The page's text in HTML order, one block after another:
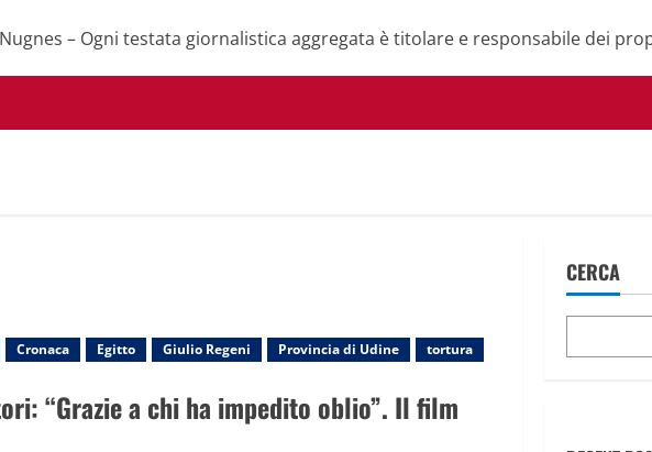
– Ogni testata giornalistica aggregata è titolare e responsabile dei
Cronaca Egitto Giulio Regeni Provincia di Udine tortura
“Grazie a chi ha impedito oblio”. Il film
CERCA